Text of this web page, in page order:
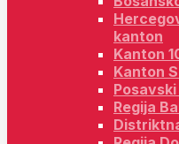
kanton
Kanton
Kanton
Regija